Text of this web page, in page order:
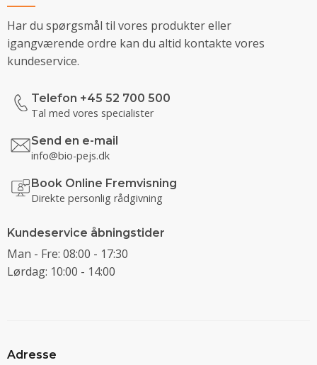
Har du spørgsmål til vores produkter eller
igangværende ordre kan du altid kontakte vores
kundeservice.
Telefon +45 52 700 500
Tal med vores specialister
Send en e-mail
info@bio-pejs.dk
Book Online Fremvisning
Direkte personlig rådgivning
Kundeservice åbningstider
Man - Fre: 08:00 - 17:30
Lørdag: 10:00 - 14:00
Adresse